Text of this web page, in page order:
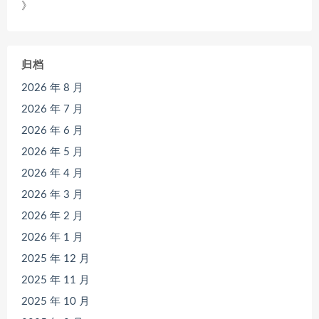
》
归档
2026 年 8 月
2026 年 7 月
2026 年 6 月
2026 年 5 月
2026 年 4 月
2026 年 3 月
2026 年 2 月
2026 年 1 月
2025 年 12 月
2025 年 11 月
2025 年 10 月